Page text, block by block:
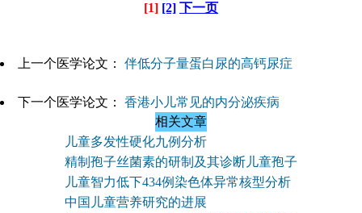
[1] [2] 下一页
上一个医学论文： 伴低分子量蛋白尿的高钙尿症
下一个医学论文： 香港小儿常见的内分泌疾病
相关文章
儿童多发性硬化九例分析
精制孢子丝菌素的研制及其诊断儿童孢子
儿童智力低下434例染色体异常核型分析
中国儿童营养研究的进展